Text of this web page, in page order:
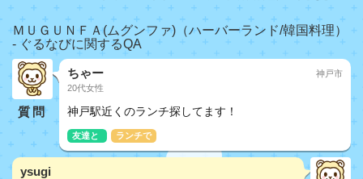
ＭＵＧＵＮＦＡ(ムグンファ)（ハーバーランド/韓国料理）
- ぐるなびに関するQA
質問
ちゃー
20代女性
神戸市
神戸駅近くのランチ探してます！
友達と ランチで
ysugi